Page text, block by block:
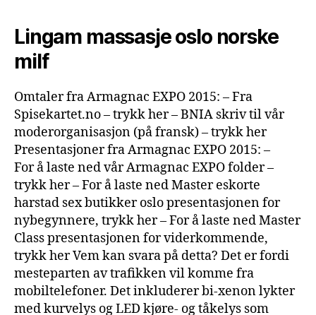
Lingam massasje oslo norske
milf
Omtaler fra Armagnac EXPO 2015:​​ – Fra
Spisekartet.no – trykk her – BNIA skriv til vår
moderorganisasjon (på fransk) – trykk her
Presentasjoner fra Armagnac EXPO 2015: –
For å laste ned vår Armagnac EXPO folder –
trykk her – For å laste ned Master eskorte
harstad sex butikker oslo presentasjonen for
nybegynnere, trykk her – For å laste ned Master
Class presentasjonen for viderkommende,
trykk her Vem kan svara på detta? Det er fordi
mesteparten av trafikken vil komme fra
mobiltelefoner. Det inkluderer bi-xenon lykter
med kurvelys og LED kjøre- og tåkelys som